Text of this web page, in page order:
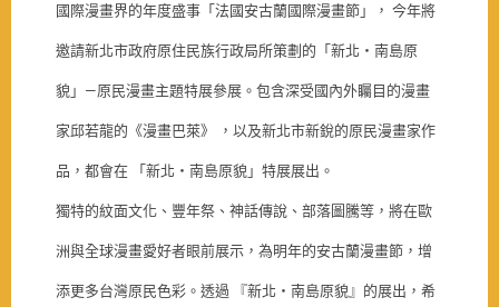
國際漫畫界的年度盛事「法國安古蘭國際漫畫節」， 今年將
邀請新北市政府原住民族行政局所策劃的「新北‧南島原
貌」—原民漫畫主題特展參展。包含深受國內外矚目的漫畫
家邱若龍的《漫畫巴萊》 ，以及新北市新銳的原民漫畫家作
品，都會在 「新北‧南島原貌」特展展出。
獨特的紋面文化、豐年祭、神話傳說、部落圖騰等，將在歐
洲與全球漫畫愛好者眼前展示，為明年的安古蘭漫畫節，增
添更多台灣原民色彩。透過 『新北‧南島原貌』的展出，希